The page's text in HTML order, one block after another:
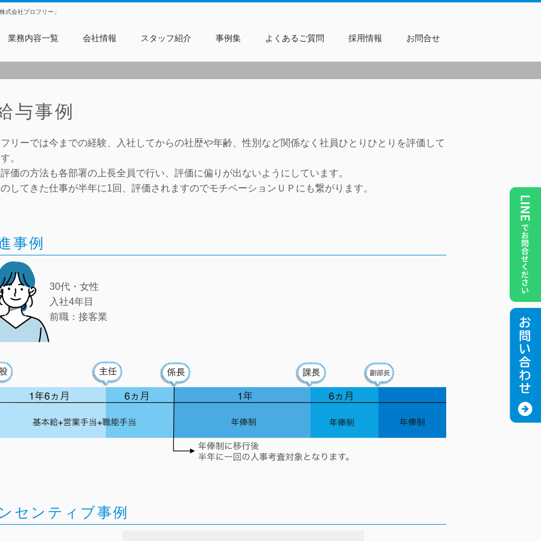
式会社プロフリー」
業務内容一覧 会社情報 スタッフ紹介 事例集 よくあるご質問 採用情報 お問合せ
与事例
リーでは今までの経験、入社してからの社歴や年齢、性別など関係なく社員ひとりひとりを評価して
。
価の方法も各部署の上長全員で行い、評価に偏りが出ないようにしています。
してきた仕事が半年に1回、評価されますのでモチベーションＵＰにも繋がります。
事例
30代・女性
入社4年目
前職：接客業
センティブ事例